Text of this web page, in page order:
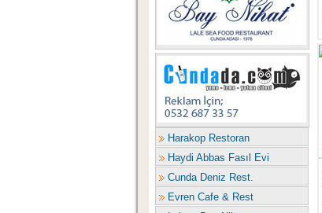
Harakop Restoran
Haydi Abbas Fasıl Evi
Cunda Deniz Rest.
Evren Cafe & Rest